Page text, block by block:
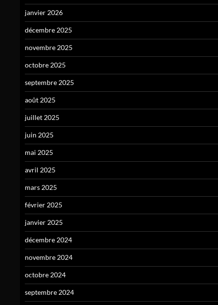
janvier 2026
décembre 2025
novembre 2025
octobre 2025
septembre 2025
août 2025
juillet 2025
juin 2025
mai 2025
avril 2025
mars 2025
février 2025
janvier 2025
décembre 2024
novembre 2024
octobre 2024
septembre 2024